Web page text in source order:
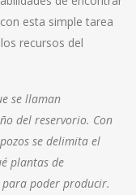
esta simple tarea
recursos del
se llaman
del reservorio. Con
se delimita el
plantas de
poder producir.